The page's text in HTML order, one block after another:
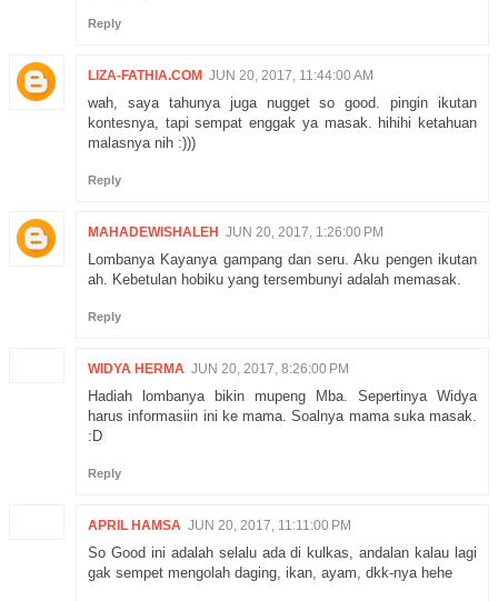
Reply
LIZA-FATHIA.COM JUN 20, 2017, 11:44:00 AM
wah, saya tahunya juga nugget so good. pingin ikutan
kontesnya, tapi sempat enggak ya masak. hihihi ketahuan
malasnya nih :)))
Reply
MAHADEWISHALEH JUN 20, 2017, 1:26:00 PM
Lombanya Kayanya gampang dan seru. Aku pengen ikutan
ah. Kebetulan hobiku yang tersembunyi adalah memasak.
Reply
WIDYA HERMA JUN 20, 2017, 8:26:00 PM
Hadiah lombanya bikin mupeng Mba. Sepertinya Widya
harus informasiin ini ke mama. Soalnya mama suka masak.
:D
Reply
APRIL HAMSA JUN 20, 2017, 11:11:00 PM
So Good ini adalah selalu ada di kulkas, andalan kalau lagi
gak sempet mengolah daging, ikan, ayam, dkk-nya hehe